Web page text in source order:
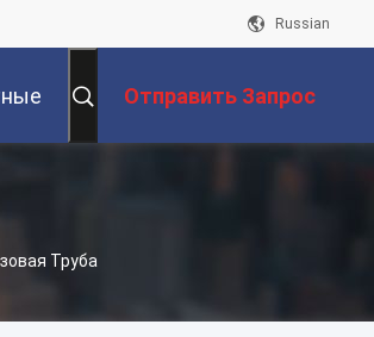
Russian
Отправить Запрос
Труба